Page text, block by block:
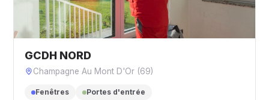
GCDH NORD
Champagne Au Mont D'Or (69)
Fenêtres
Portes d'entrée